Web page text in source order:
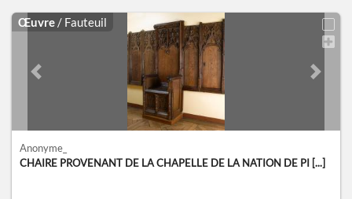
Œuvre / Fauteuil
Previous slide Next
Anonyme_
CHAIRE PROVENANT DE LA CHAPELLE DE LA NATION DE PI [...]